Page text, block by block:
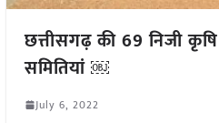
छत्तीसगढ़ की 69 निजी
समितियां ￼
July 6, 2022